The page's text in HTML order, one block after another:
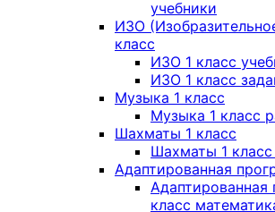
учебники
ИЗО
класс
ИЗО 1 класс
ИЗО 1 класс
Музыка 1 класс
Музыка 1 класс
Шахматы 1 класс
Шахматы 1 класс
Адаптированная
Адаптированная
класс